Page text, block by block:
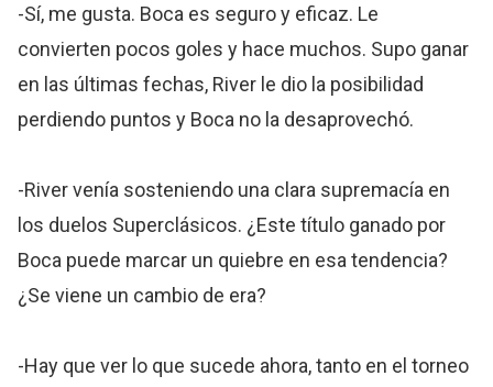
-Sí, me gusta. Boca es seguro y eficaz. Le
convierten pocos goles y hace muchos. Supo ganar
en las últimas fechas, River le dio la posibilidad
perdiendo puntos y Boca no la desaprovechó.
-River venía sosteniendo una clara supremacía en
los duelos Superclásicos. ¿Este título ganado por
Boca puede marcar un quiebre en esa tendencia?
¿Se viene un cambio de era?
-Hay que ver lo que sucede ahora, tanto en el torneo